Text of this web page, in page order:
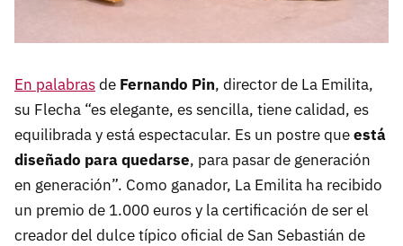
En palabrasde Fernando Pin, director de La Emilita,
su Flecha “es elegante, es sencilla, tiene calidad, es
equilibrada y está espectacular. Es un postre queestá
diseñado para quedarse, para pasar de generación
en generación”. Como ganador, La Emilita ha recibido
un premio de 1.000 euros y la certificación de ser el
creador del dulce típico oficial de San Sebastián de